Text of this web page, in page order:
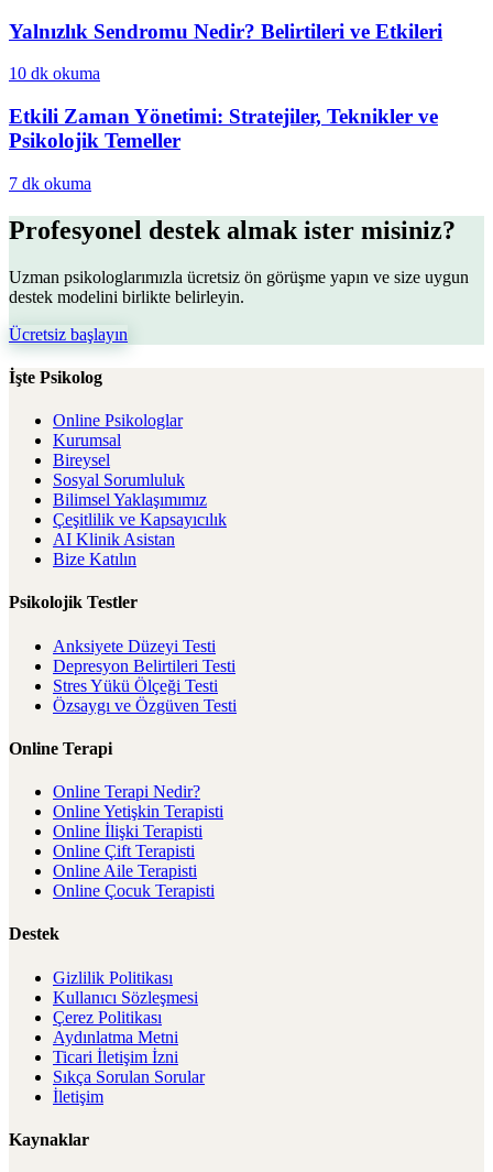
Yalnızlık Sendromu Nedir? Belirtileri ve Etkileri
10 dk okuma
Etkili Zaman Yönetimi: Stratejiler, Teknikler ve
Psikolojik Temeller
7 dk okuma
Profesyonel destek almak ister misiniz?
Uzman psikologlarımızla ücretsiz ön görüşme yapın ve size uygun
destek modelini birlikte belirleyin.
Ücretsiz başlayın
İşte Psikolog
Online Psikologlar
Kurumsal
Bireysel
Sosyal Sorumluluk
Bilimsel Yaklaşımımız
Çeşitlilik ve Kapsayıcılık
AI Klinik Asistan
Bize Katılın
Psikolojik Testler
Anksiyete Düzeyi Testi
Depresyon Belirtileri Testi
Stres Yükü Ölçeği Testi
Özsaygı ve Özgüven Testi
Online Terapi
Online Terapi Nedir?
Online Yetişkin Terapisti
Online İlişki Terapisti
Online Çift Terapisti
Online Aile Terapisti
Online Çocuk Terapisti
Destek
Gizlilik Politikası
Kullanıcı Sözleşmesi
Çerez Politikası
Aydınlatma Metni
Ticari İletişim İzni
Sıkça Sorulan Sorular
İletişim
Kaynaklar